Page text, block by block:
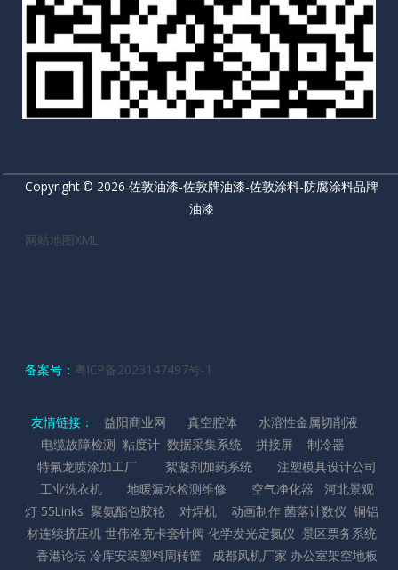
Copyright © 2026 佐敦油漆-佐敦牌油漆-佐敦涂料-防腐涂料品牌
油漆
网站地图XML
备案号： 粤ICP备2023147497号-1
友情链接： 益阳商业网 真空腔体
水溶性金属切削液
电缆故障检测 粘度计 数据采集系统 拼接屏
制冷器
特氟龙喷涂加工厂
絮凝剂加药系统
注塑模具设计公司
工业洗衣机
地暖漏水检测维修 空气净化器
河北景观
灯 55Links 聚氨酯包胶轮 对焊机 动画制作 菌落计数仪 铜铝
材连续挤压机 世伟洛克卡套针阀 化学发光定氮仪 景区票务系统
香港论坛 冷库安装塑料周转筐 成都风机厂家 办公室架空地板